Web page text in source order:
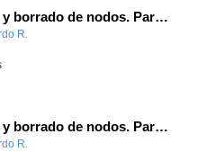
1.6. Creación y borrado de nodos. Parte 2.
R.
1.6. Creación y borrado de nodos. Parte 1.
R.